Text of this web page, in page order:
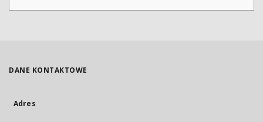
DANE KONTAKTOWE
Adres